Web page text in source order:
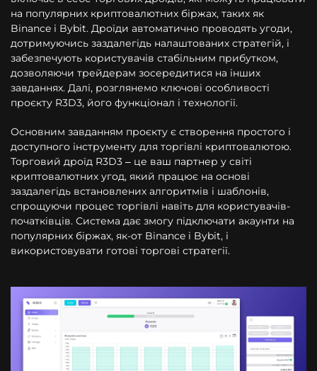
на популярних криптовалютних біржах, таких як
Binance і Bybit. Дроїди автоматично проводять угоди,
дотримуючись заздалегідь налаштованих стратегій, і
забезпечують користувачів стабільним прибутком,
дозволяючи трейдерам зосередитися на інших
завданнях. Далі, розглянемо ключові особливості
проєкту R3D3, його функціонал і технології.
Основним завданням проєкту є створення простого і
доступного інструменту для торгівлі криптовалютою.
Торговий дроїд R3D3 – це ваш партнер у світі
криптовалютних угод, який працює на основі
заздалегідь встановлених алгоритмів і шаблонів,
спрощуючи процес торгівлі навіть для користувачів-
початківців. Система дає змогу підключати акаунти на
популярних біржах, як-от Binance і Bybit, і
використовувати готові торгові стратегії.